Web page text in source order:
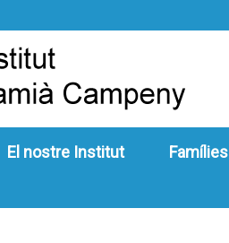
El nostre Institut Famílies